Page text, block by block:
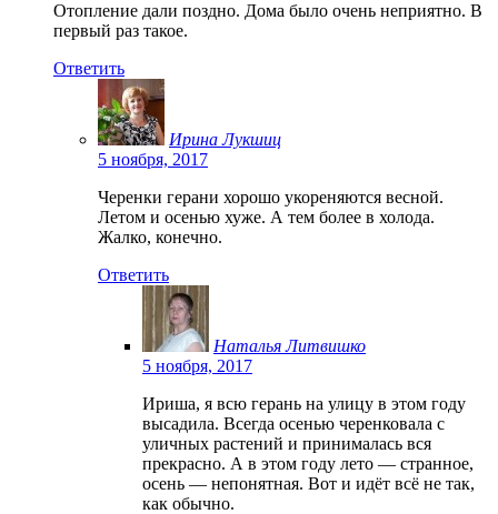
Отопление дали поздно. Дома было очень неприятно. В
первый раз такое.
Ответить
Ирина Лукшиц
5 ноября, 2017
Черенки герани хорошо укореняются весной.
Летом и осенью хуже. А тем более в холода.
Жалко, конечно.
Ответить
Наталья Литвишко
5 ноября, 2017
Ириша, я всю герань на улицу в этом году
высадила. Всегда осенью черенковала с
уличных растений и принималась вся
прекрасно. А в этом году лето — странное,
осень — непонятная. Вот и идёт всё не так,
как обычно.